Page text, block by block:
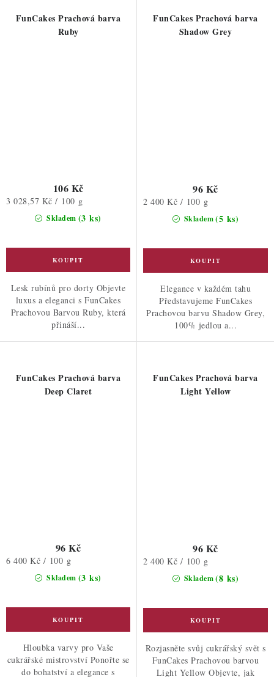
FunCakes Prachová barva
Ruby
Skladem (3 ks)
106 Kč
Měrná
3 028,57 Kč / 100 g
Lesk rubínů pro dorty Objevte
luxus a eleganci s FunCakes
Prachovou Barvou Ruby, která
přináší...
FunCakes Prachová barva
Shadow Grey
Skladem(5 ks)
96 Kč
Měrná
2 400 Kč / 100 g
Elegance v každém tahu
Představujeme FunCakes
Prachovou barvu Shadow Grey,
100% jedlou a...
FunCakes Prachová barva
Deep Claret
Skladem (3 ks)
96 Kč
Měrná
6 400 Kč / 100 g
Hloubka varvy pro Vaše
cukrářské mistrovství Ponořte se
do bohatství a elegance s
FunCakes Prachová barva
Light Yellow
Skladem(8 ks)
96 Kč
Měrná
2 400 Kč / 100 g
Rozjasněte svůj cukrářský svět s
FunCakes Prachovou barvou
Light Yellow Objevte, jak